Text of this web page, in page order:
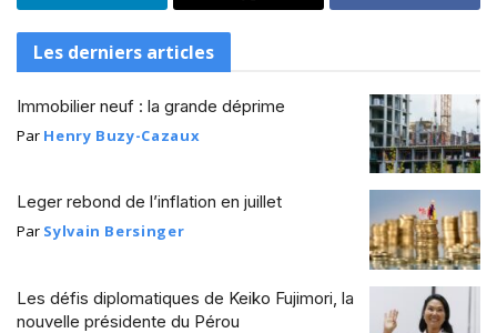
Les derniers articles
Immobilier neuf : la grande déprime
Par Henry Buzy-Cazaux
Leger rebond de l’inflation en juillet
Par Sylvain Bersinger
Les défis diplomatiques de Keiko Fujimori, la
nouvelle présidente du Pérou